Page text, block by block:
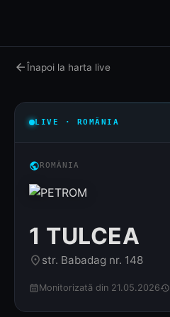
arrow_backÎnapoi la harta live
LIVE · ROMÂNIA
publicROMÂNIA
1 TULCEA
place str. Babadag nr. 148
calendar_month Monitorizată din 21.05.2026history